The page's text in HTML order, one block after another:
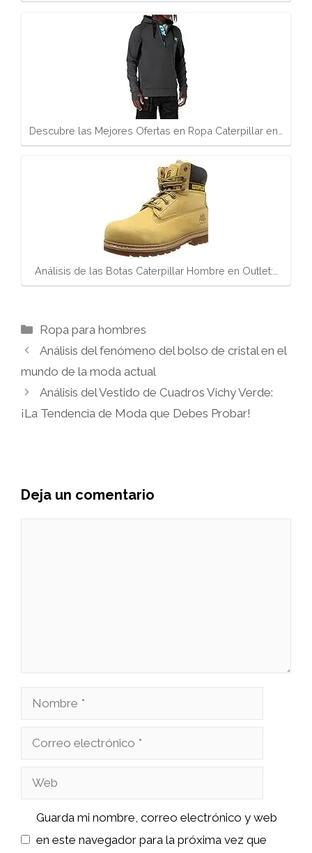
Descubre las Mejores Ofertas en Ropa Caterpillar en…
Análisis de las Botas Caterpillar Hombre en Outlet:…
Categorías
Ropa para hombres
Análisis del fenómeno del bolso de cristal en el
mundo de la moda actual
Análisis del Vestido de Cuadros Vichy Verde:
¡La Tendencia de Moda que Debes Probar!
Deja un comentario
Nombre
Correo
Web
Guarda mi nombre, correo electrónico y web
en este navegador para la próxima vez que